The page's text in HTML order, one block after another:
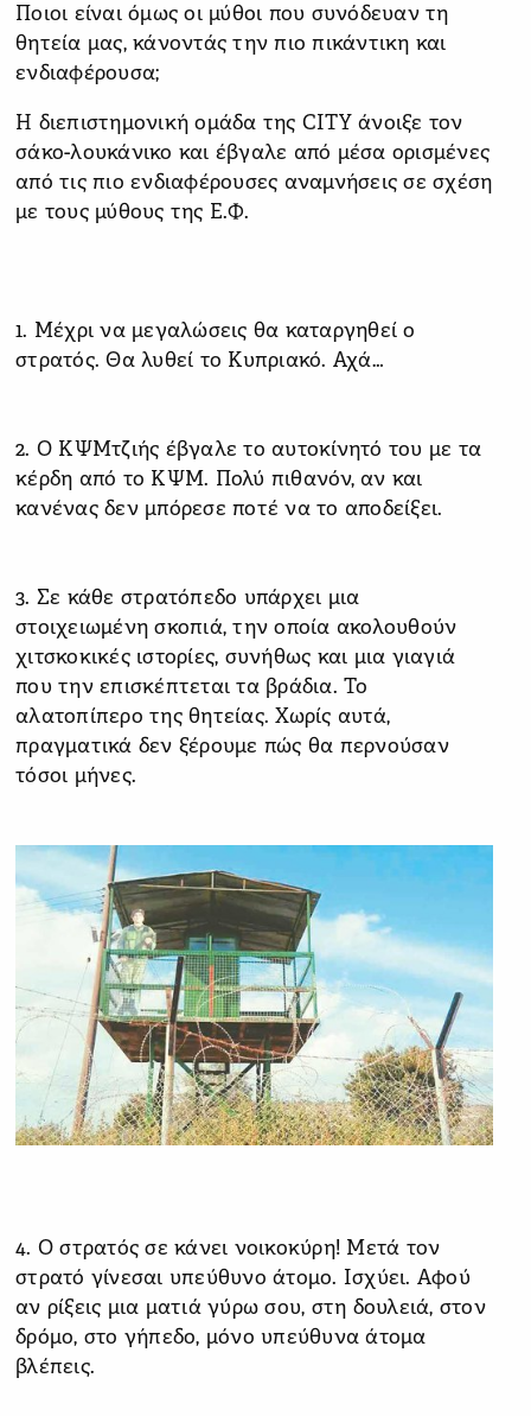
Ποιοι είναι όμως οι μύθοι που συνόδευαν τη
θητεία μας, κάνοντάς την πιο πικάντικη και
ενδιαφέρουσα;
Η διεπιστημονική ομάδα της CITY άνοιξε τον
σάκο-λουκάνικο και έβγαλε από μέσα ορισμένες
από τις πιο ενδιαφέρουσες αναμνήσεις σε σχέση
με τους μύθους της Ε.Φ.
1. Μέχρι να μεγαλώσεις θα καταργηθεί ο
στρατός. Θα λυθεί το Κυπριακό. Αχά…
2. Ο ΚΨΜτζιής έβγαλε το αυτοκίνητό του με τα
κέρδη από το ΚΨΜ. Πολύ πιθανόν, αν και
κανένας δεν μπόρεσε ποτέ να το αποδείξει.
3. Σε κάθε στρατόπεδο υπάρχει μια
στοιχειωμένη σκοπιά, την οποία ακολουθούν
χιτσκοκικές ιστορίες, συνήθως και μια γιαγιά
που την επισκέπτεται τα βράδια. Το
αλατοπίπερο της θητείας. Χωρίς αυτά,
πραγματικά δεν ξέρουμε πώς θα περνούσαν
τόσοι μήνες.
4. Ο στρατός σε κάνει νοικοκύρη! Μετά τον
στρατό γίνεσαι υπεύθυνο άτομο. Ισχύει. Αφού
αν ρίξεις μια ματιά γύρω σου, στη δουλειά, στον
δρόμο, στο γήπεδο, μόνο υπεύθυνα άτομα
βλέπεις.